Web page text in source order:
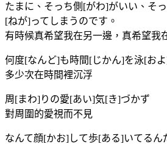
たまに、そっち側[がわ]がいい、そ
[ねが]ってしまうのです。
有時候真希望我在另一邊，真希望我
何度[なんど]も時間[じかん]を泳[お
多少次在時間裡沉浮
周[まわ]りの愛[あい]気[き]づかず
對周圍的愛視而不見
なんて顔[かお]して歩[ある]いてるん